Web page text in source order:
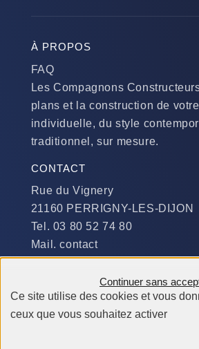
À PROPOS
FAQ
Les Compagnons
plans et la construction de
individuelle, du style
traditionnel, sur mesure.
CONTACT
Rue du Vignery
21160 PERRIGNY-LES-DIJON
Tel. 03 80 52 74 80
Mail. contact
Du Lundi au Jeudi :
​de 9 h à 12 h et de 14 h à 19 h
Ce site utilise des cookies et vous
ceux que vous souhaitez activer
Continuer sans